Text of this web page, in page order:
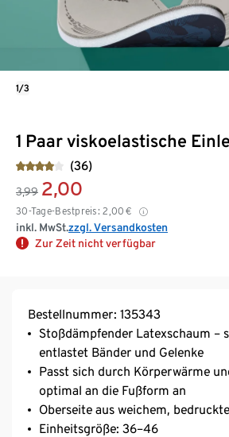
1 Paar viskoelastische
(36)
3,99 2,00
30-Tage-Bestpreis: 2,00 €
inkl. MwSt.zzgl. Versandkosten
Zur Zeit nicht verfügbar
1/3
Bestellnummer: 135343
Stoßdämpfender Latexschaum –
entlastet Bänder und Gelenke
Passt sich durch Körperwärme
optimal an die Fußform an
Oberseite aus weichem,
Einheitsgröße: 36–46